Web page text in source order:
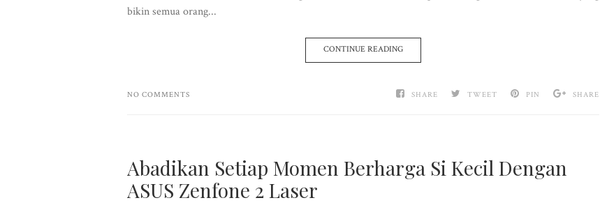
bikin semua orang...
CONTINUE READING
SHARE TWEET PIN SHARE
NO COMMENTS
Abadikan Setiap Momen Berharga Si Kecil Dengan
ASUS Zenfone 2 Laser